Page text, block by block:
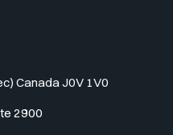
Canada J0V 1V0
2900